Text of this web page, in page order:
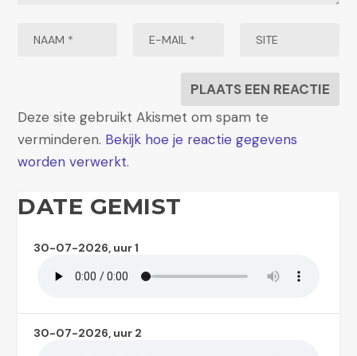
Deze site gebruikt Akismet om spam te
verminderen. Bekijk hoe je reactie gegevens
worden verwerkt.
DATE GEMIST
30-07-2026, uur 1
30-07-2026, uur 2